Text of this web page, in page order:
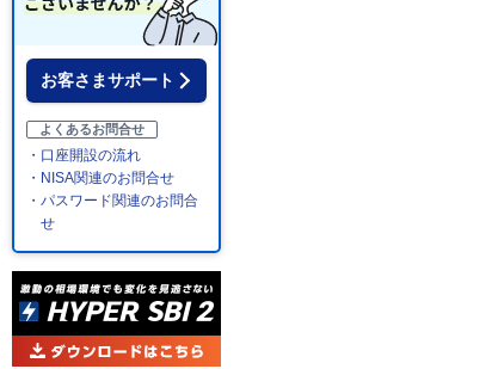
お客さまサポート
よくあるお問合せ
・口座開設の流れ
・NISA関連のお問合せ
・パスワード関連のお問合
せ